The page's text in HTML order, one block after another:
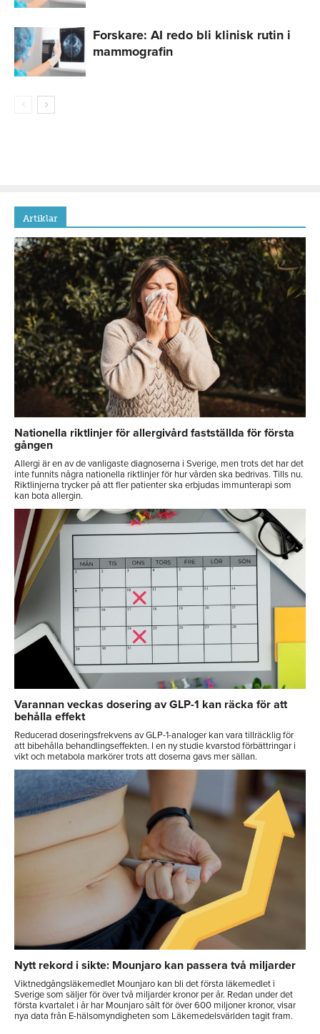
Forskare: AI redo bli klinisk rutin i
mammografin
Artiklar
Nationella riktlinjer för allergivård fastställda för första
gången
Allergi är en av de vanligaste diagnoserna i Sverige, men trots det har det
inte funnits några nationella riktlinjer för hur vården ska bedrivas. Tills nu.
Riktlinjerna trycker på att fler patienter ska erbjudas immunterapi som
kan bota allergin.
Varannan veckas dosering av GLP-1 kan räcka för att
behålla effekt
Reducerad doseringsfrekvens av GLP-1-analoger kan vara tillräcklig för
att bibehålla behandlingseffekten. I en ny studie kvarstod förbättringar i
vikt och metabola markörer trots att doserna gavs mer sällan.
Nytt rekord i sikte: Mounjaro kan passera två miljarder
Viktnedgångsläkemedlet Mounjaro kan bli det första läkemedlet i
Sverige som säljer för över två miljarder kronor per år. Redan under det
första kvartalet i år har Mounjaro sålt för över 600 miljoner kronor, visar
nya data från E-hälsomyndigheten som Läkemedelsvärlden tagit fram.